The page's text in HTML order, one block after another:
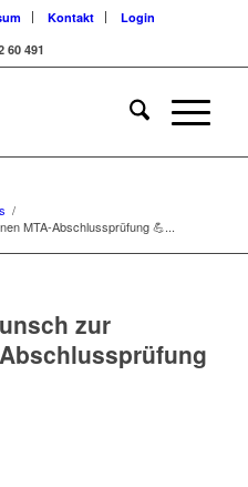
Kontakt
Login
60 491
/
MTA-Abschlussprüfung 💪...
zur